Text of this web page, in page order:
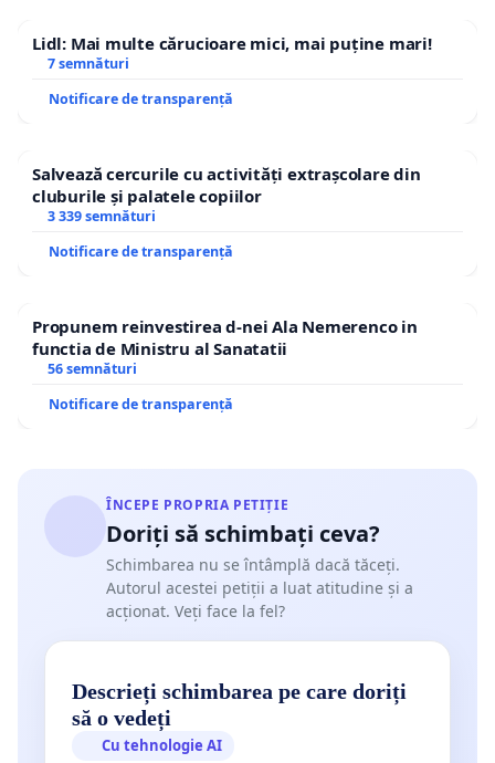
Lidl: Mai multe cărucioare mici, mai puține mari!
7 semnături
Notificare de transparență
Salvează cercurile cu activități extrașcolare din
cluburile și palatele copiilor
3 339 semnături
Notificare de transparență
Propunem reinvestirea d-nei Ala Nemerenco in
functia de Ministru al Sanatatii
56 semnături
Notificare de transparență
ÎNCEPE PROPRIA PETIȚIE
Doriți să schimbați ceva?
Schimbarea nu se întâmplă dacă tăceți.
Autorul acestei petiții a luat atitudine și a
acționat. Veți face la fel?
Descrieți schimbarea pe care doriți
să o vedeți
Cu tehnologie AI